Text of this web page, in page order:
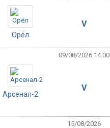
Орёл
V
09/08/2026 14:00
Арсенал-2
V
15/08/2026